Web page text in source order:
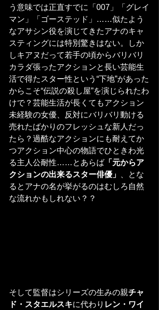
う意味では正直すでに「007」「グレイ
マン」「ゴーステッド」……似たよう
なアサシン役を演じてきたアナのキャ
スティングには特別驚きはない。しか
しキアヌだって若手の頃からバリバリ
カラダ張ったアクションと長い芸能生
活で得たスター性という“下地”があった
からこそ“伝説の殺し屋”を演じられたわ
けで？芸能生活が長くてもアクション
未経験の女優、反対にバリバリ動ける
売れたばかりのフレッシュな新人だっ
たら？過酷なアクションにも耐えてか
つアクション中心の物語でひときわ光
る主人公耐性……とあらば 「元からア
クションの出来るスター俳優」
、とな
るとアナの名が挙がるのはむしろ自然
な流れかもしれない？？
そして監督はシリーズの生みの親チャ
ド・スタエルスキに代わり レン・ワイ